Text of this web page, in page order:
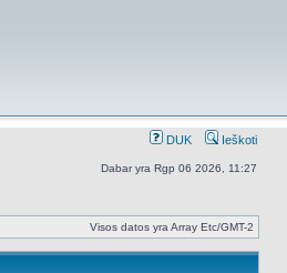
DUK Ieškoti
Dabar yra Rgp 06 2026, 11:27
Visos datos yra Array Etc/GMT-2